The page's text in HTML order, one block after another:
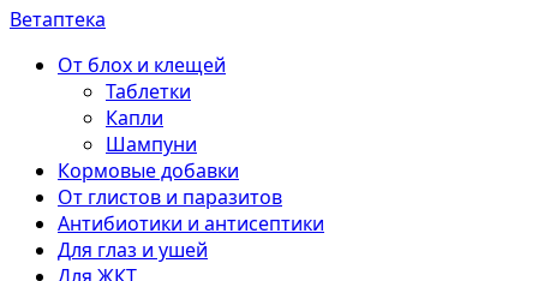
Ветаптека
От блох и клещей
Таблетки
Капли
Шампуни
Кормовые добавки
От глистов и паразитов
Антибиотики и антисептики
Для глаз и ушей